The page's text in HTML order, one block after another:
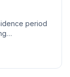
period
iyong